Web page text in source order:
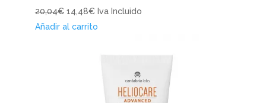
20,04€ 14,48€ Iva Incluido
Añadir al carrito